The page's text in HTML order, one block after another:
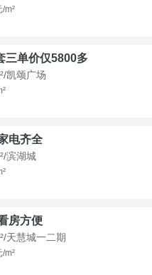
m²
三单价仅5800多
凯颂广场
电齐全
滨湖城
房方便
天慧城一二期
m²